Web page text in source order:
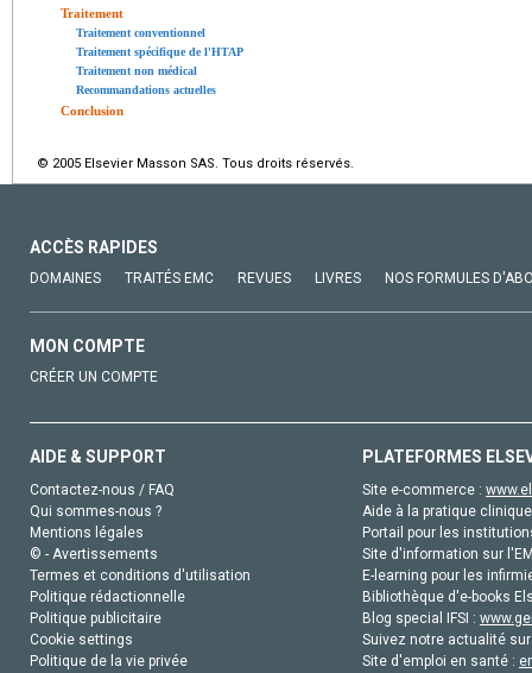
Traitement
Traitement conventionnel
Traitement spécifique de l'HTAP
Traitement non médical
Recommandations actuelles
Conclusion
© 2005 Elsevier Masson SAS. Tous droits réservés.
ACCÈS RAPIDES
DOMAINES TRAITÉS EMC REVUES LIVRES NOS FORMULES
MON COMPTE
CRÉER UN COMPTE
AIDE & SUPPORT
Contactez-nous / FAQ
Qui sommes-nous ?
Mentions légales
© - Avertissements
Termes et conditions d'utilisation
Politique rédactionnelle
Politique publicitaire
Cookie settings
Politique de la vie privée
PLATEFORMES
Site e-commerce :
Aide à la pratique
Portail pour les
Site d'information sur
E-learning pour les
Bibliothèque d'e-books
Blog special IFSI :
Suivez notre actualité
Site d'emploi en santé :